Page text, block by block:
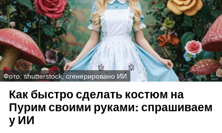
Фото: shutterstock, сгенерировано ИИ
Как быстро сделать костюм на
Пурим своими руками: спрашиваем
у ИИ